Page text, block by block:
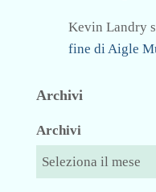
Kevin Landry
fine di Aigle
Archivi
Archivi